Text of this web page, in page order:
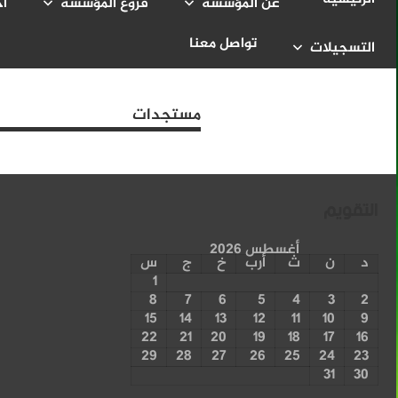
التسجيلات
تواصل معنا
مستجدات
أغسطس 2026
د ن ث أرب خ ج س
1
2
3
4
5
6
7
8
9
10
11
12
13
14
15
16
17
18
19
20
21
22
23
24
25
26
27
28
29
30
31